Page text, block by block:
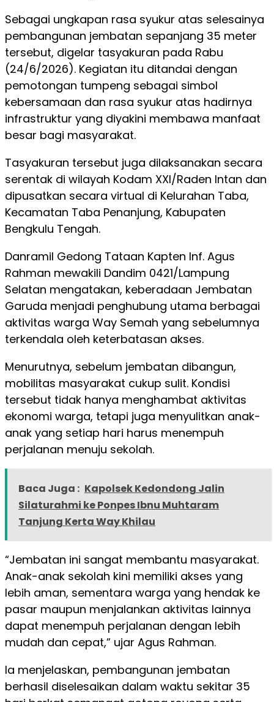
Sebagai ungkapan rasa syukur atas selesainya
pembangunan jembatan sepanjang 35 meter
tersebut, digelar tasyakuran pada Rabu
(24/6/2026). Kegiatan itu ditandai dengan
pemotongan tumpeng sebagai simbol
kebersamaan dan rasa syukur atas hadirnya
infrastruktur yang diyakini membawa manfaat
besar bagi masyarakat.
Tasyakuran tersebut juga dilaksanakan secara
serentak di wilayah Kodam XXI/Raden Intan dan
dipusatkan secara virtual di Kelurahan Taba,
Kecamatan Taba Penanjung, Kabupaten
Bengkulu Tengah.
Danramil Gedong Tataan Kapten Inf. Agus
Rahman mewakili Dandim 0421/Lampung
Selatan mengatakan, keberadaan Jembatan
Garuda menjadi penghubung utama berbagai
aktivitas warga Way Semah yang sebelumnya
terkendala oleh keterbatasan akses.
Menurutnya, sebelum jembatan dibangun,
mobilitas masyarakat cukup sulit. Kondisi
tersebut tidak hanya menghambat aktivitas
ekonomi warga, tetapi juga menyulitkan anak-
anak yang setiap hari harus menempuh
perjalanan menuju sekolah.
Baca Juga : Kapolsek Kedondong Jalin
Silaturahmi ke Ponpes Ibnu Muhtaram
Tanjung Kerta Way Khilau
“Jembatan ini sangat membantu masyarakat.
Anak-anak sekolah kini memiliki akses yang
lebih aman, sementara warga yang hendak ke
pasar maupun menjalankan aktivitas lainnya
dapat menempuh perjalanan dengan lebih
mudah dan cepat,” ujar Agus Rahman.
Ia menjelaskan, pembangunan jembatan
berhasil diselesaikan dalam waktu sekitar 35